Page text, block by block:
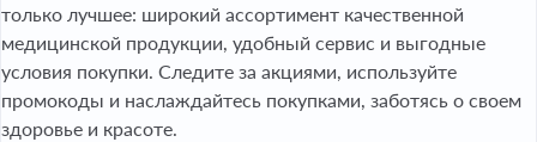
только лучшее: широкий ассортимент качественной
медицинской продукции, удобный сервис и выгодные
условия покупки. Следите за акциями, используйте
промокоды и наслаждайтесь покупками, заботясь о своем
здоровье и красоте.